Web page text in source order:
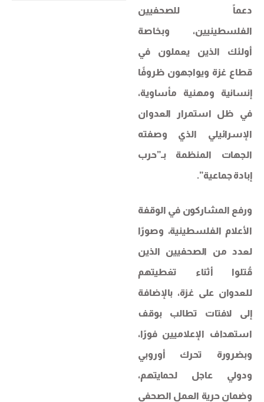
دعماً للصحفيين
الفلسطينيين، وبخاصة
أولئك الذين يعملون في
قطاع غزة ويواجهون ظروفًا
إنسانية ومهنية مأساوية،
في ظل استمرار العدوان
الإسرائيلي الذي وصفته
الجهات المنظمة بـ”حرب
إبادة جماعية”.
ورفع المشاركون في الوقفة
الأعلام الفلسطينية، وصورًا
لعدد من الصحفيين الذين
قُتلوا أثناء تغطيتهم
للعدوان على غزة، بالإضافة
إلى لافتات تطالب بوقف
استهداف الإعلاميين فورًا،
وبضرورة تحرك أوروبي
ودولي عاجل لحمايتهم،
وضمان حرية العمل الصحفي